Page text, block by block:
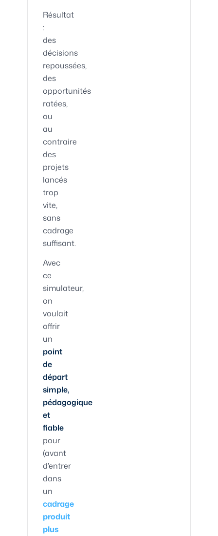
Résultat
:
des
décisions
repoussées,
des
opportunités
ratées,
ou
au
contraire
des
projets
lancés
trop
vite,
sans
cadrage
suffisant.
Avec
ce
simulateur,
on
voulait
offrir
un
point
de
départ
simple,
pédagogique
et
fiable
pour
(avant
d’entrer
dans
un
cadrage
produit
plus